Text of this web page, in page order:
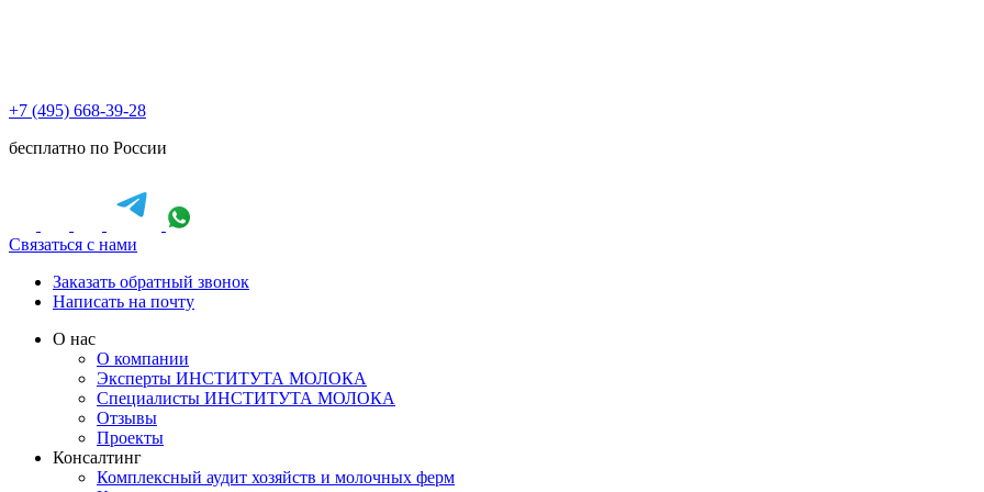
+7 (495) 668-39-28
бесплатно по России
Связаться с нами
Заказать обратный звонок
Написать на почту
О нас
О компании
Эксперты ИНСТИТУТА МОЛОКА
Специалисты ИНСТИТУТА МОЛОКА
Отзывы
Проекты
Консалтинг
Комплексный аудит хозяйств и молочных ферм